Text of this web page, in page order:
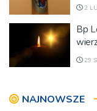
2
Bp
29
NAJNOWSZE